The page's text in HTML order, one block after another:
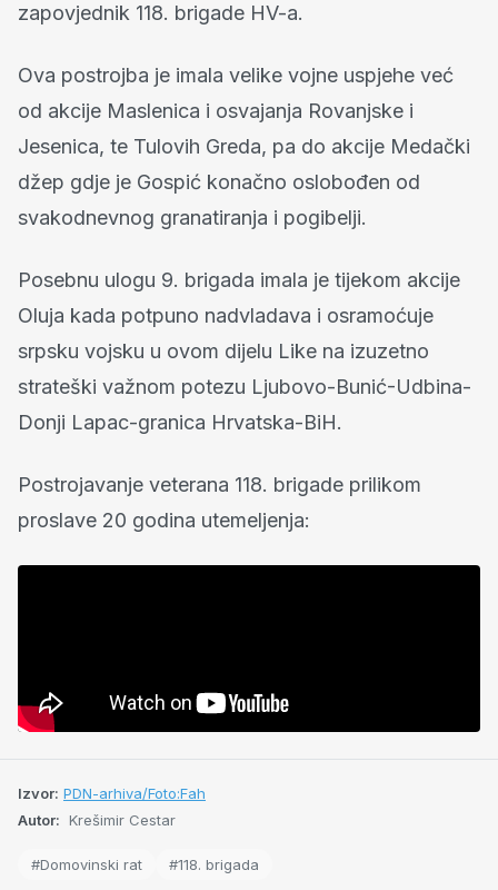
zapovjednik 118. brigade HV-a.
Ova postrojba je imala velike vojne uspjehe već
od akcije Maslenica i osvajanja Rovanjske i
Jesenica, te Tulovih Greda, pa do akcije Medački
džep gdje je Gospić konačno oslobođen od
svakodnevnog granatiranja i pogibelji.
Posebnu ulogu 9. brigada imala je tijekom akcije
Oluja kada potpuno nadvladava i osramoćuje
srpsku vojsku u ovom dijelu Like na izuzetno
strateški važnom potezu Ljubovo-Bunić-Udbina-
Donji Lapac-granica Hrvatska-BiH.
Postrojavanje veterana 118. brigade prilikom
proslave 20 godina utemeljenja:
Izvor: PDN-arhiva/Foto:Fah
Autor: Krešimir Cestar
#Domovinski rat #118. brigada